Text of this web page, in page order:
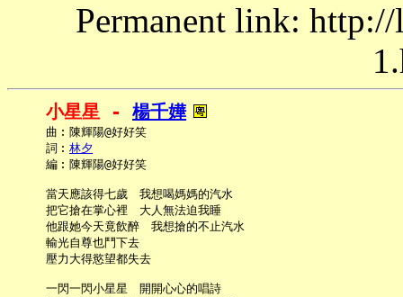
Permanent link:
小星星 - 楊千嬅
     曲︰陳輝陽@好好笑
     詞︰
林夕
     編︰陳輝陽@好好笑
     當天應該得七歲　我想喝媽媽的汽水
     把它搶在掌心裡　大人無法迫我睡
     他跟她今天竟飲醉　我想搶的不止汽水
     輸光自尊也鬥下去
     壓力大得慾望都失去
     一閃一閃小星星　開開心心的唱詩